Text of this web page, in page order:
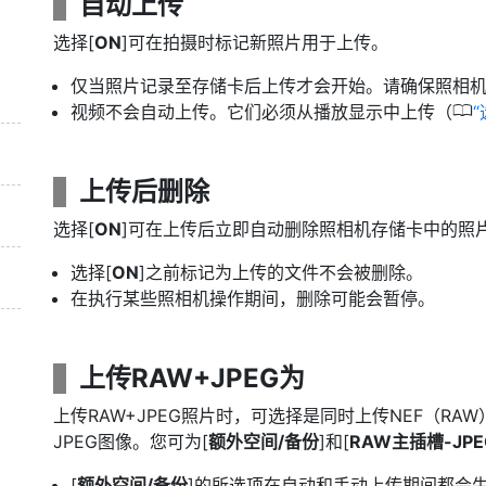
选择[ON]可在拍摄时标记新照片用于上传。
仅当照片记录至存储卡后上传才会开始。请确保照相
视频不会自动上传。它们必须从播放显示中上传（0
上传后删除
选择[ON]可在上传后立即自动删除照相机存储卡中的照
选择[ON]之前标记为上传的文件不会被删除。
在执行某些照相机操作期间，删除可能会暂停。
上传RAW+JPEG为
上传RAW+JPEG照片时，可选择是同时上传NEF（
JPEG图像。您可为[额外空间/备份]和[RAW主插槽-